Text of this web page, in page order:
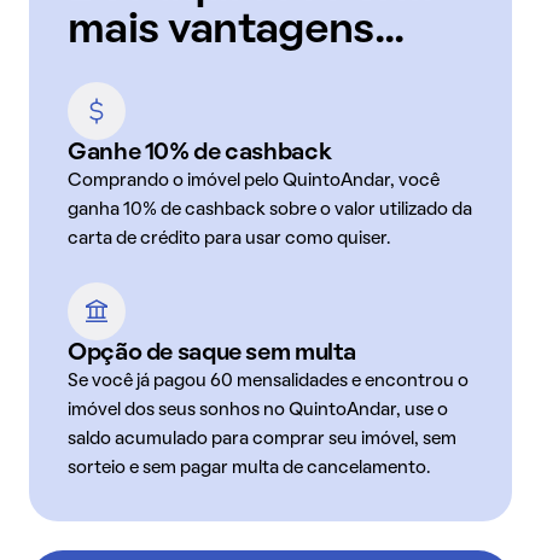
mais vantagens...
Ganhe 10% de cashback
Comprando o imóvel pelo QuintoAndar, você
ganha 10% de cashback sobre o valor utilizado da
carta de crédito para usar como quiser.
Opção de saque sem multa
Se você já pagou 60 mensalidades e encontrou o
imóvel dos seus sonhos no QuintoAndar, use o
saldo acumulado para comprar seu imóvel, sem
sorteio e sem pagar multa de cancelamento.